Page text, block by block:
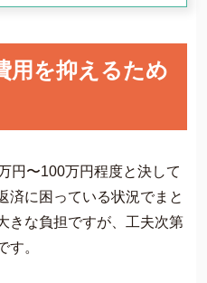
を抑えるため
円〜100万円程度と決して
済に困っている状況でまと
きな負担ですが、工夫次第
す。